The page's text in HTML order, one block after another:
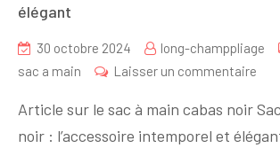
élégant
30 octobre 2024 long-champpliage
sac a main
Laisser un commentaire
sac
à
Article sur le sac à main cabas noir
noir : l’accessoire intemporel et